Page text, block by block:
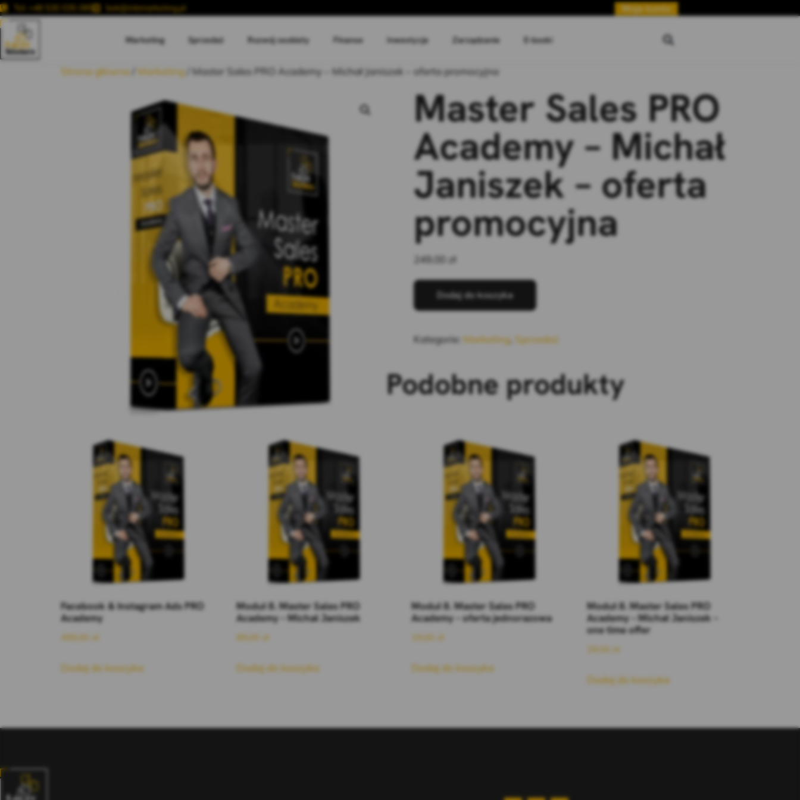
Tel: +48 530 035 085 bok@inbmarketing.pl Moje konto
Marketing Sprzedaż Rozwój osobisty Finanse Inwestycje Zarządzanie E-booki
Strona główna/ Marketing/ Master Sales PRO Academy – Michał Janiszek – oferta promocyjna
Master Sales PRO
Academy – Michał
Janiszek – oferta
promocyjna
249,00 zł
Dodaj do koszyka
Kategorie: Marketing, Sprzedaż
Podobne produkty
Facebook & Instagram Ads PRO
Academy
499,00 zł
Dodaj do koszyka
Moduł 8. Master Sales PRO
Academy – Michał Janiszek
99,00 zł
Dodaj do koszyka
Moduł 8. Master Sales PRO
Academy – oferta jednorazowa
19,00 zł
Dodaj do koszyka
Moduł 8. Master Sales PRO
Academy – Michał Janiszek –
one time offer
29,00 zł
Dodaj do koszyka